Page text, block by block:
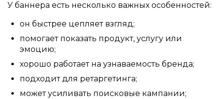
У баннера есть несколько важных особенностей:
он быстрее цепляет взгляд;
помогает показать продукт, услугу или
эмоцию;
хорошо работает на узнаваемость бренда;
подходит для ретаргетинга;
может усиливать поисковые кампании;